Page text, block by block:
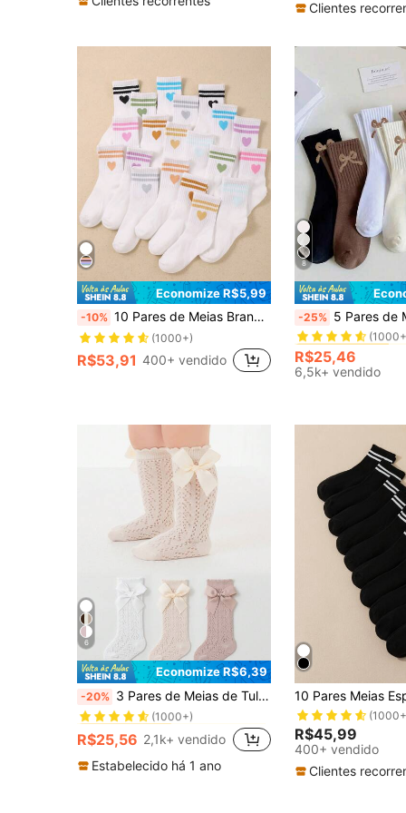
Clientes
Economize R$5,99
-10% 10 Pares de Meias Brancas Infantis com Padrões de Listras Duplas de Coração, Meias Curtas Respiráveis Unissex para Crianças
(1000+)
R$53,91 400+ vendido
8
-25% 5 Pares de Meias Esportivas Sólidas de Média Altura Elásticas de Cor
#4 Mais Vendido
#4 Mais Vendido
#4 Mais Vendido
#4 Mais Vendido
R$25,46
6,5k+ vendido
6
Economize R$6,39
-20% 3 Pares de Meias de Tule com Laço para Crianças, Anti-Mosquito, Respiráveis, Cano Médio, Estilo Princesa Doce, para Bebê
#3 Mais Vendido
em Inverno Meias para bebês e crianças
(1000+)
#3 Mais Vendido
(1000+)
#3 Mais Vendido
(1000+)
#3 Mais Vendido
em Inverno Meias para bebês e crianças
(1000+)
R$25,56 2,1k+ vendido
Estabelecido há 1 ano
R$45,99
400+ vendido
Clientes